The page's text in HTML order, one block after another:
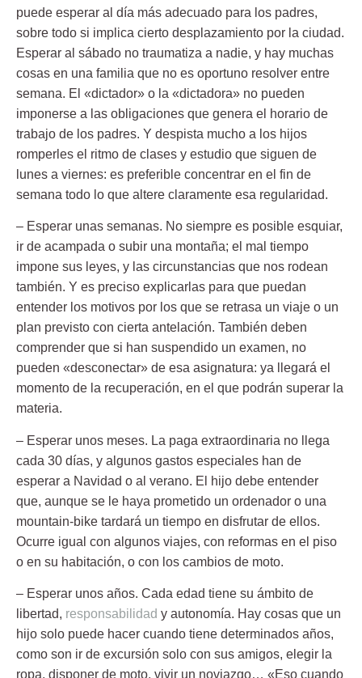
puede esperar al día más adecuado para los padres,
sobre todo si implica cierto desplazamiento por la ciudad.
Esperar al sábado no traumatiza a nadie, y hay muchas
cosas en una familia que no es oportuno resolver entre
semana. El «dictador» o la «dictadora» no pueden
imponerse a las obligaciones que genera el horario de
trabajo de los padres. Y despista mucho a los hijos
romperles el ritmo de clases y estudio que siguen de
lunes a viernes: es preferible concentrar en el fin de
semana todo lo que altere claramente esa regularidad.
– Esperar unas semanas. No siempre es posible esquiar,
ir de acampada o subir una montaña; el mal tiempo
impone sus leyes, y las circunstancias que nos rodean
también. Y es preciso explicarlas para que puedan
entender los motivos por los que se retrasa un viaje o un
plan previsto con cierta antelación. También deben
comprender que si han suspendido un examen, no
pueden «desconectar» de esa asignatura: ya llegará el
momento de la recuperación, en el que podrán superar la
materia.
– Esperar unos meses. La paga extraordinaria no llega
cada 30 días, y algunos gastos especiales han de
esperar a Navidad o al verano. El hijo debe entender
que, aunque se le haya prometido un ordenador o una
mountain-bike tardará un tiempo en disfrutar de ellos.
Ocurre igual con algunos viajes, con reformas en el piso
o en su habitación, o con los cambios de moto.
– Esperar unos años. Cada edad tiene su ámbito de
libertad, responsabilidad y autonomía. Hay cosas que un
hijo solo puede hacer cuando tiene determinados años,
como son ir de excursión solo con sus amigos, elegir la
ropa, disponer de moto, vivir un noviazgo… «Eso cuando